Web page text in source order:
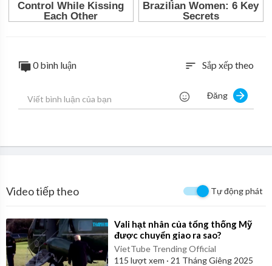
0 bình luận sort Sắp xếp theo
Đăng
Video tiếp theo Tự động phát
⁣Vali hạt nhân của tổng thống Mỹ
được chuyển giao ra sao?
VietTube Trending Official
115 lượt xem · 21 Tháng Giêng 2025